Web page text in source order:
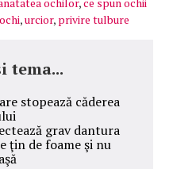
,urcior, privire tulbure
tema...
stopează căderea
grav dantura
ţin de foame şi nu